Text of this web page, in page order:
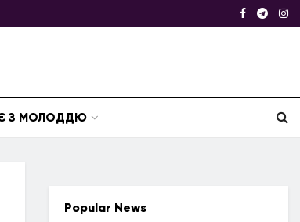
З МОЛОДДЮ
Popular News